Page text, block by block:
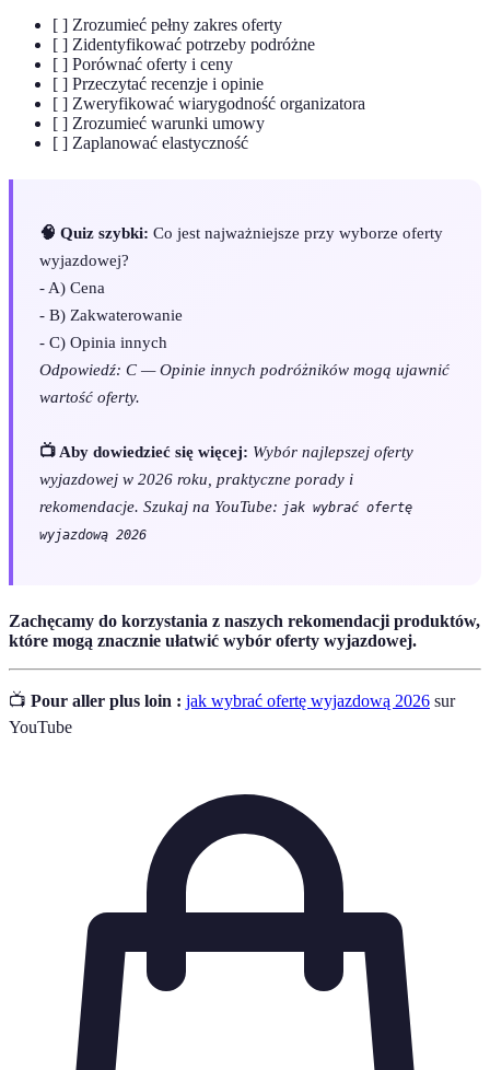
[ ] Zrozumieć pełny zakres oferty
[ ] Zidentyfikować potrzeby podróżne
[ ] Porównać oferty i ceny
[ ] Przeczytać recenzje i opinie
[ ] Zweryfikować wiarygodność organizatora
[ ] Zrozumieć warunki umowy
[ ] Zaplanować elastyczność
🧠 Quiz szybki: Co jest najważniejsze przy wyborze oferty
wyjazdowej?
- A) Cena
- B) Zakwaterowanie
- C) Opinia innych
Odpowiedź: C — Opinie innych podróżników mogą ujawnić
wartość oferty.
📺 Aby dowiedzieć się więcej: Wybór najlepszej oferty
wyjazdowej w 2026 roku, praktyczne porady i
rekomendacje. Szukaj na YouTube: jak wybrać ofertę
wyjazdową 2026
Zachęcamy do korzystania z naszych rekomendacji produktów,
które mogą znacznie ułatwić wybór oferty wyjazdowej.
📺 Pour aller plus loin : jak wybrać ofertę wyjazdową 2026 sur
YouTube